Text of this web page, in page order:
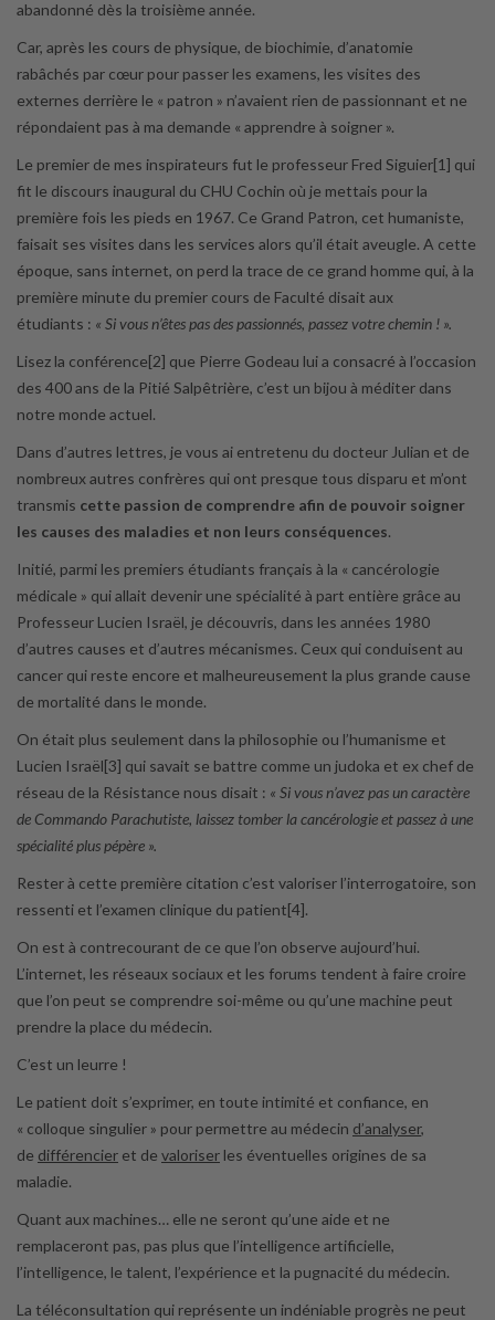
abandonné dès la troisième année.
Car, après les cours de physique, de biochimie, d’anatomie
rabâchés par cœur pour passer les examens, les visites des
externes derrière le « patron » n’avaient rien de passionnant et ne
répondaient pas à ma demande « apprendre à soigner ».
Le premier de mes inspirateurs fut le professeur Fred Siguier[1] qui
fit le discours inaugural du CHU Cochin où je mettais pour la
première fois les pieds en 1967. Ce Grand Patron, cet humaniste,
faisait ses visites dans les services alors qu’il était aveugle. A cette
époque, sans internet, on perd la trace de ce grand homme qui, à la
première minute du premier cours de Faculté disait aux
étudiants : « Si vous n’êtes pas des passionnés, passez votre chemin ! ».
Lisez la conférence[2] que Pierre Godeau lui a consacré à l’occasion
des 400 ans de la Pitié Salpêtrière, c’est un bijou à méditer dans
notre monde actuel.
Dans d’autres lettres, je vous ai entretenu du docteur Julian et de
nombreux autres confrères qui ont presque tous disparu et m’ont
transmis cette passion de comprendre afin de pouvoir soigner
les causes des maladies et non leurs conséquences.
Initié, parmi les premiers étudiants français à la « cancérologie
médicale » qui allait devenir une spécialité à part entière grâce au
Professeur Lucien Israël, je découvris, dans les années 1980
d’autres causes et d’autres mécanismes. Ceux qui conduisent au
cancer qui reste encore et malheureusement la plus grande cause
de mortalité dans le monde.
On était plus seulement dans la philosophie ou l’humanisme et
Lucien Israël[3] qui savait se battre comme un judoka et ex chef de
réseau de la Résistance nous disait : « Si vous n’avez pas un caractère
de Commando Parachutiste, laissez tomber la cancérologie et passez à une
spécialité plus pépère ».
Rester à cette première citation c’est valoriser l’interrogatoire, son
ressenti et l’examen clinique du patient[4].
On est à contrecourant de ce que l’on observe aujourd’hui.
L’internet, les réseaux sociaux et les forums tendent à faire croire
que l’on peut se comprendre soi-même ou qu’une machine peut
prendre la place du médecin.
C’est un leurre !
Le patient doit s’exprimer, en toute intimité et confiance, en
« colloque singulier » pour permettre au médecin d’analyser,
de différencier et de valoriser les éventuelles origines de sa
maladie.
Quant aux machines… elle ne seront qu’une aide et ne
remplaceront pas, pas plus que l’intelligence artificielle,
l’intelligence, le talent, l’expérience et la pugnacité du médecin.
La téléconsultation qui représente un indéniable progrès ne peut